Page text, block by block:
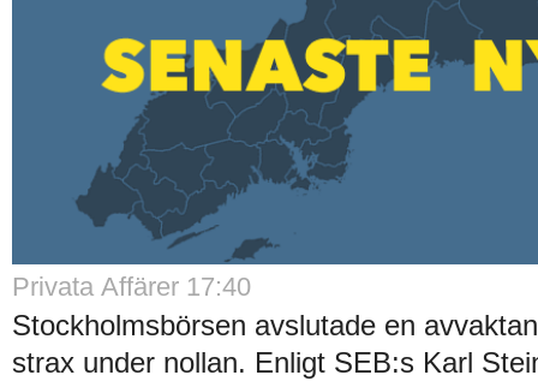
Privata Affärer 17:40
Stockholmsbörsen avslutade en
strax under nollan. Enligt SEB:s Karl